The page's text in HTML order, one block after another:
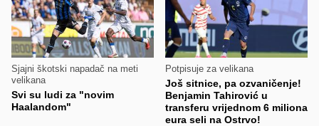
Sjajni škotski napadač na meti
velikana
Svi su ludi za "novim
Haalandom"
Potpisuje za velikana
Još sitnice, pa ozvaničenje!
Benjamin Tahirović u
transferu vrijednom 6 miliona
eura seli na Ostrvo!